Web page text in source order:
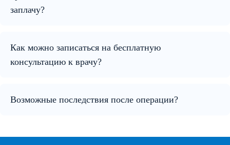
заплачу?
Как можно записаться на бесплатную
консультацию к врачу?
Возможные последствия после операции?